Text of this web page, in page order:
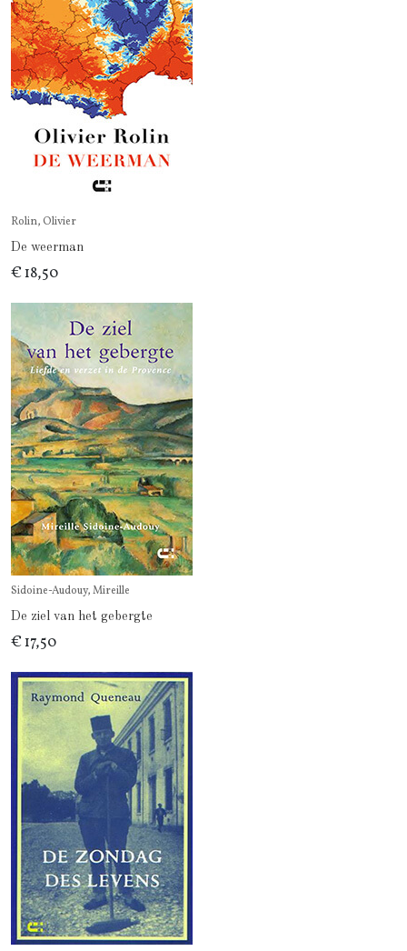
Rolin, Olivier
De weerman
€ 18,50
Sidoine-Audouy, Mireille
De ziel van het gebergte
€ 17,50